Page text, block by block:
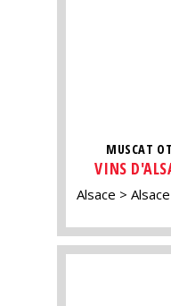
MUSCAT
VINS
Alsace